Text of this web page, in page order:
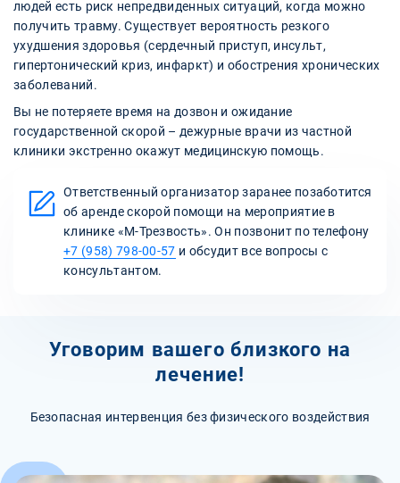
людей есть риск непредвиденных ситуаций, когда можно
получить травму. Существует вероятность резкого
ухудшения здоровья (сердечный приступ, инсульт,
гипертонический криз, инфаркт) и обострения хронических
заболеваний.
Вы не потеряете время на дозвон и ожидание
государственной скорой – дежурные врачи из частной
клиники экстренно окажут медицинскую помощь.
Ответственный организатор заранее позаботится
об аренде скорой помощи на мероприятие в
клинике «М-Трезвость». Он позвонит по телефону
+7 (958) 798-00-57 и обсудит все вопросы с
консультантом.
Уговорим вашего близкого на
лечение!
Безопасная интервенция без физического воздействия